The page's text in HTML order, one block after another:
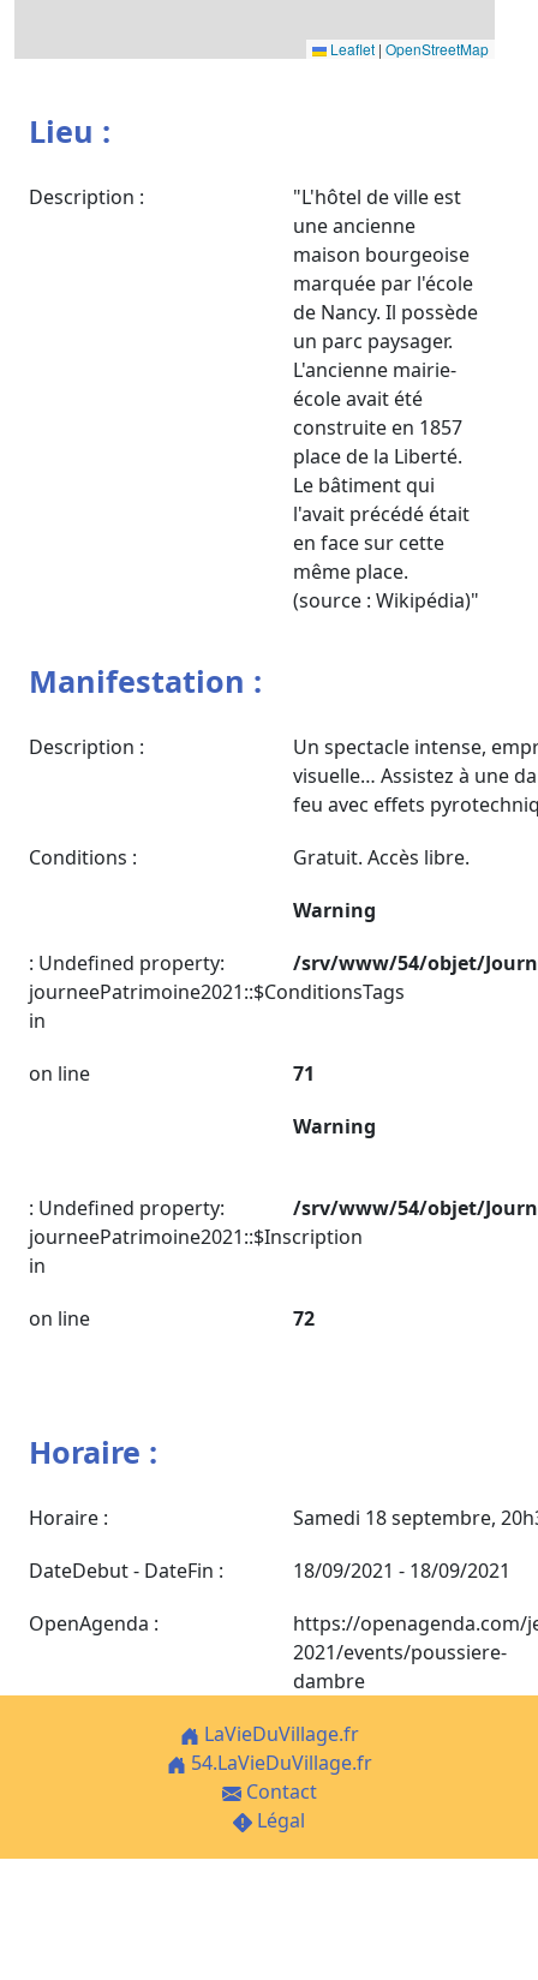
Leaflet | OpenStreetMap
Lieu :
Description :
"L'hôtel de ville est
une ancienne
maison bourgeoise
marquée par l'école
de Nancy. Il possède
un parc paysager.
L'ancienne mairie-
école avait été
construite en 1857
place de la Liberté.
Le bâtiment qui
l'avait précédé était
en face sur cette
même place.
(source : Wikipédia)"
Manifestation :
Description :
Un spectacle intense,
visuelle… Assistez à une
feu avec effets
Conditions :
Gratuit. Accès libre.
Warning
: Undefined property:
journeePatrimoine2021::$ConditionsTags
in
/srv/www/54/objet/
on line
71
Warning
: Undefined property:
journeePatrimoine2021::$Inscription
in
/srv/www/54/objet/
on line 72
Horaire :
Horaire :
Samedi 18 septembre,
DateDebut - DateFin :
18/09/2021 - 18/09/2021
OpenAgenda :
https://openagenda.com/
2021/events/poussiere-
dambre
LaVieDuVillage.fr
54.LaVieDuVillage.fr
Contact
Légal